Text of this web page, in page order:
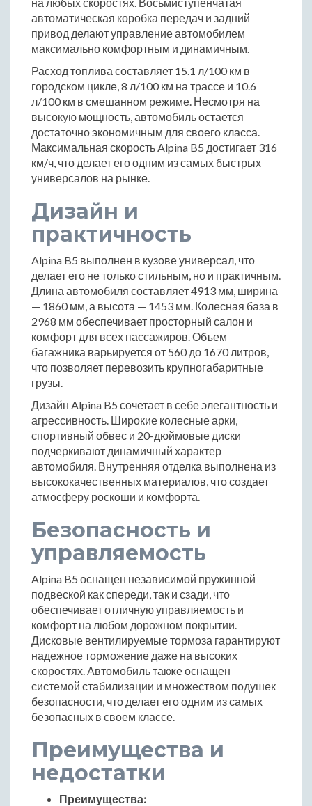
автоматическая коробка передач и задний
привод делают управление автомобилем
максимально комфортным и динамичным.
Расход топлива составляет 15.1 л/100 км в
городском цикле, 8 л/100 км на трассе и 10.6
л/100 км в смешанном режиме. Несмотря на
высокую мощность, автомобиль остается
достаточно экономичным для своего класса.
Максимальная скорость Alpina B5 достигает 316
км/ч, что делает его одним из самых быстрых
универсалов на рынке.
Дизайн и
практичность
Alpina B5 выполнен в кузове универсал, что
делает его не только стильным, но и практичным.
Длина автомобиля составляет 4913 мм, ширина
— 1860 мм, а высота — 1453 мм. Колесная база в
2968 мм обеспечивает просторный салон и
комфорт для всех пассажиров. Объем
багажника варьируется от 560 до 1670 литров,
что позволяет перевозить крупногабаритные
грузы.
Дизайн Alpina B5 сочетает в себе элегантность и
агрессивность. Широкие колесные арки,
спортивный обвес и 20-дюймовые диски
подчеркивают динамичный характер
автомобиля. Внутренняя отделка выполнена из
высококачественных материалов, что создает
атмосферу роскоши и комфорта.
Безопасность и
управляемость
Alpina B5 оснащен независимой пружинной
подвеской как спереди, так и сзади, что
обеспечивает отличную управляемость и
комфорт на любом дорожном покрытии.
Дисковые вентилируемые тормоза гарантируют
надежное торможение даже на высоких
скоростях. Автомобиль также оснащен
системой стабилизации и множеством подушек
безопасности, что делает его одним из самых
безопасных в своем классе.
Преимущества и
недостатки
Преимущества: